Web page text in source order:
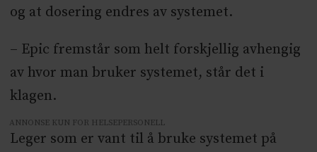
og at dosering endres av systemet.
– Epic fremstår som helt forskjellig avhengig
av hvor man bruker systemet, står det i
klagen.
ANNONSE KUN FOR HELSEPERSONELL
Leger som er vant til å bruke systemet på